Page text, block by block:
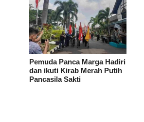
Pemuda Panca Marga Hadiri
dan ikuti Kirab Merah Putih
Pancasila Sakti